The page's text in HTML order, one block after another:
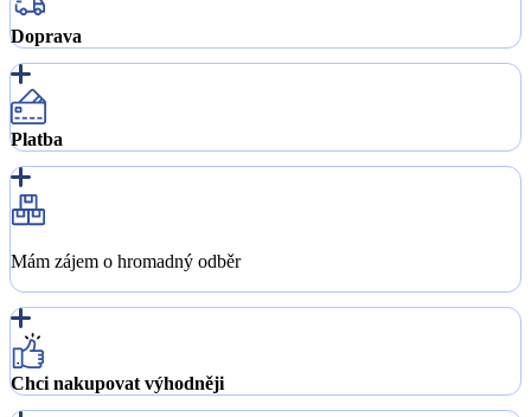
Doprava
Platba
Mám zájem o hromadný odběr
Chci nakupovat výhodněji